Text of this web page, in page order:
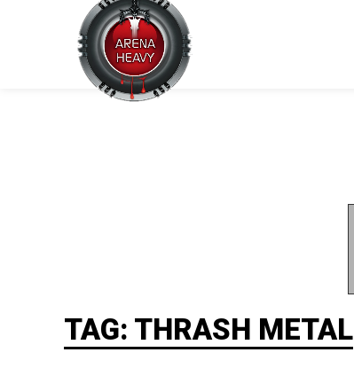
TAG: THRASH METAL